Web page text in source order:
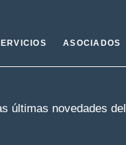
ASOCIADOS
últimas novedades del